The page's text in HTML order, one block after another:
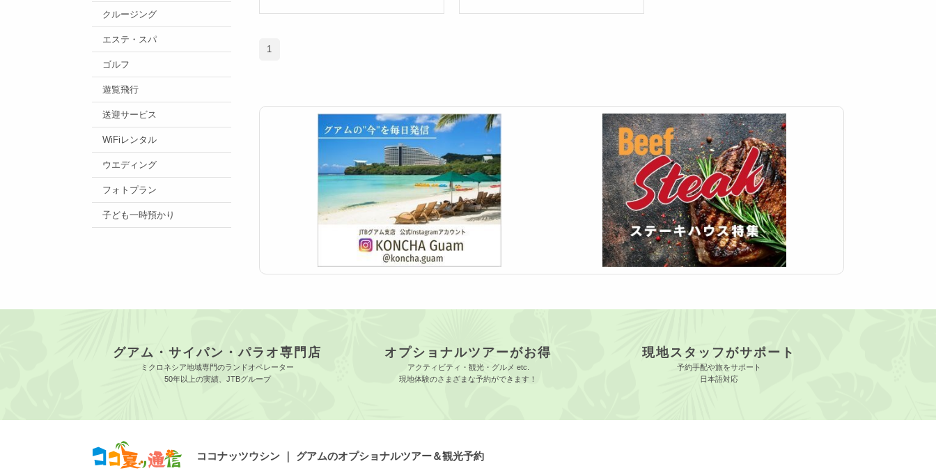
1
クルージング
エステ・スパ
ゴルフ
遊覧飛行
送迎サービス
WiFiレンタル
ウエディング
フォトプラン
子ども一時預かり
グアム・サイパン・パラオ専門店
ミクロネシア地域専門のランドオペレーター
50年以上の実績、JTBグループ
オプショナルツアーがお得
アクティビティ・観光・グルメ etc.
現地体験のさまざまな予約ができます！
現地スタッフがサポート
予約手配や旅をサポート
日本語対応
ココナッツウシン ｜ グアムのオプショナルツアー＆観光予約